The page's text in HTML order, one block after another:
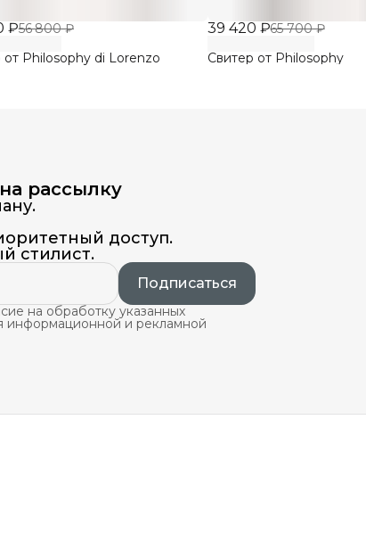
₽56 800 ₽
от Philosophy di Lorenzo
39 420 ₽65 700 ₽
Свитер от Philosophy
рассылку
доступ.
стилист.
Подписаться
на обработку указанных
информационной и рекламной